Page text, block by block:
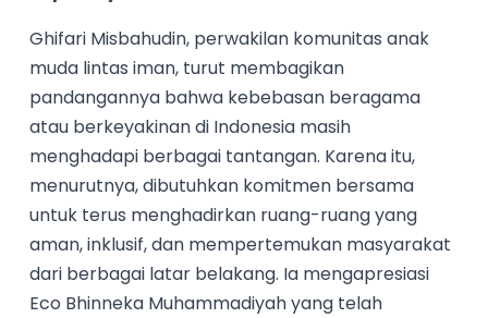
Ghifari Misbahudin, perwakilan komunitas anak
muda lintas iman, turut membagikan
pandangannya bahwa kebebasan beragama
atau berkeyakinan di Indonesia masih
menghadapi berbagai tantangan. Karena itu,
menurutnya, dibutuhkan komitmen bersama
untuk terus menghadirkan ruang-ruang yang
aman, inklusif, dan mempertemukan masyarakat
dari berbagai latar belakang. Ia mengapresiasi
Eco Bhinneka Muhammadiyah yang telah